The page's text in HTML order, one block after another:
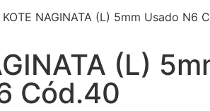
NAGINATA (L) 5mm Usado N6
(L)
Cód.40